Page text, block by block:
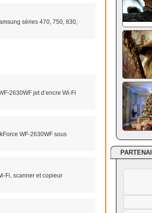
séries 470, 750, 830,
2630WF jet d’encre Wi-Fi
WF-2630WF sous
Fi, scanner et copieur